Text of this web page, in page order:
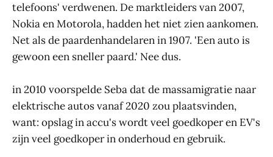
telefoons' verdwenen. De marktleiders van 2007,
Nokia en Motorola, hadden het niet zien aankomen.
Net als de paardenhandelaren in 1907. 'Een auto is
gewoon een sneller paard.' Nee dus.
in 2010 voorspelde Seba dat de massamigratie naar
elektrische autos vanaf 2020 zou plaatsvinden,
want: opslag in accu's wordt veel goedkoper en EV's
zijn veel goedkoper in onderhoud en gebruik.